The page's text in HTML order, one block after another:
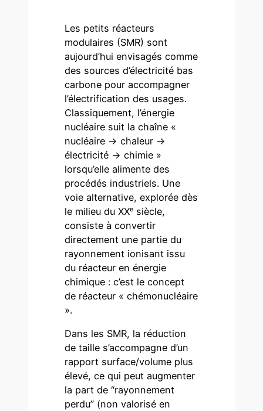
Les petits réacteurs
modulaires (SMR) sont
aujourd’hui envisagés comme
des sources d’électricité bas
carbone pour accompagner
l’électrification des usages.
Classiquement, l’énergie
nucléaire suit la chaîne «
nucléaire -> chaleur ->
électricité -> chimie »
lorsqu’elle alimente des
procédés industriels. Une
voie alternative, explorée dès
le milieu du XXᵉ siècle,
consiste à convertir
directement une partie du
rayonnement ionisant issu
du réacteur en énergie
chimique : c’est le concept
de réacteur « chémonucléaire
».
Dans les SMR, la réduction
de taille s’accompagne d’un
rapport surface/volume plus
élevé, ce qui peut augmenter
la part de “rayonnement
perdu” (non valorisé en